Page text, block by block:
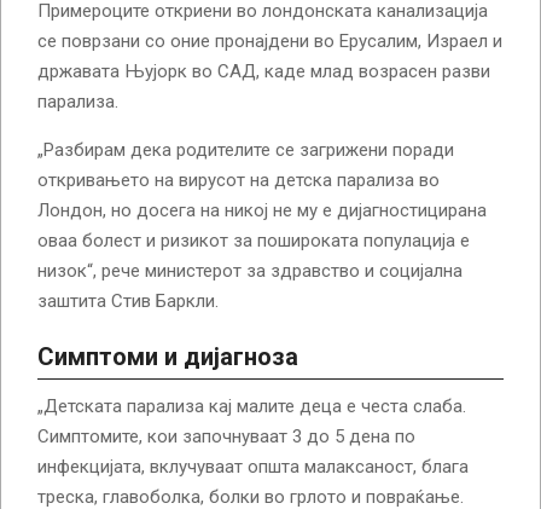
Примероците откриени во лондонската канализација
се поврзани со оние пронајдени во Ерусалим, Израел и
државата Њујорк во САД, каде млад возрасен разви
парализа.
„Разбирам дека родителите се загрижени поради
откривањето на вирусот на детска парализа во
Лондон, но досега на никој не му е дијагностицирана
оваа болест и ризикот за пошироката популација е
низок“, рече министерот за здравство и социјална
заштита Стив Баркли.
Симптоми и дијагноза
„Детската парализа кај малите деца е честа слаба.
Симптомите, кои започнуваат 3 до 5 дена по
инфекцијата, вклучуваат општа малаксаност, блага
треска, главоболка, болки во грлото и повраќање.